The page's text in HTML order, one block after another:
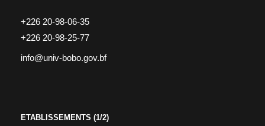
+226 20-98-06-35
+226 20-98-25-77
info@univ-bobo.gov.bf
ETABLISSEMENTS (1/2)